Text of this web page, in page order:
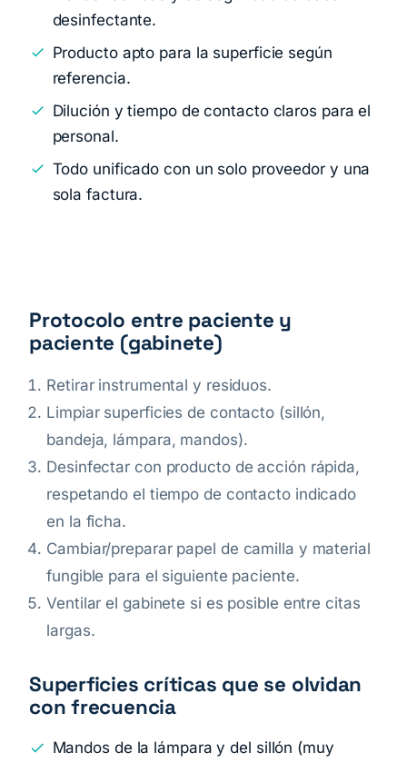
desinfectante.
Producto apto para la superficie según
referencia.
Dilución y tiempo de contacto claros para el
personal.
Todo unificado con un solo proveedor y una
sola factura.
Protocolo entre paciente y
paciente (gabinete)
Retirar instrumental y residuos.
Limpiar superficies de contacto (sillón,
bandeja, lámpara, mandos).
Desinfectar con producto de acción rápida,
respetando el tiempo de contacto indicado
en la ficha.
Cambiar/preparar papel de camilla y material
fungible para el siguiente paciente.
Ventilar el gabinete si es posible entre citas
largas.
Superficies críticas que se olvidan
con frecuencia
Mandos de la lámpara y del sillón (muy